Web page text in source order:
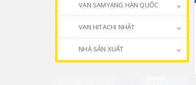
VAN SAMYANG HÀN QUỐC
VAN HITACHI NHẬT
NHÀ SẢN XUẤT